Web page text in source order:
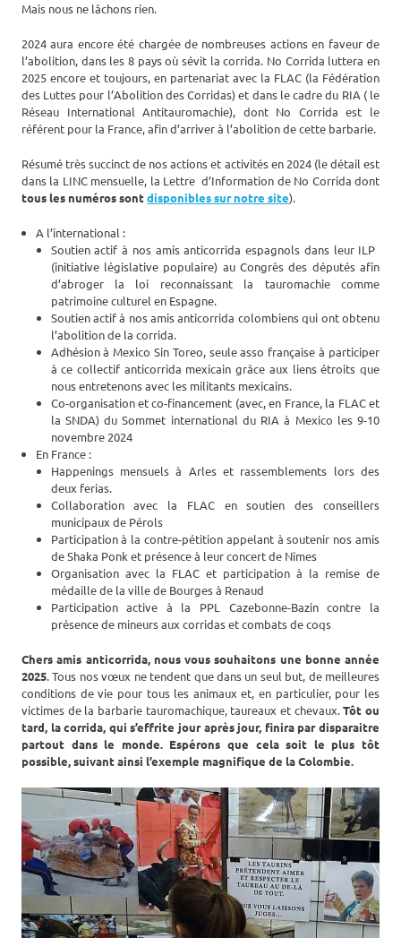
Mais nous ne lâchons rien.
2024 aura encore été chargée de nombreuses actions en faveur de
l’abolition, dans les 8 pays où sévit la corrida. No Corrida luttera en
2025 encore et toujours, en partenariat avec la FLAC (la Fédération
des Luttes pour l’Abolition des Corridas) et dans le cadre du RIA ( le
Réseau International Antitauromachie), dont No Corrida est le
référent pour la France, afin d’arriver à l’abolition de cette barbarie.
Résumé très succinct de nos actions et activités en 2024 (le détail est
dans la LINC mensuelle, la Lettre d’Information de No Corrida dont
tous les numéros sontdisponibles sur notre site).
A l’international :
Soutien actif à nos amis anticorrida espagnols dans leur ILP ​
(initiative législative populaire) ​au Congrès des députés afin
d’abroger la loi reconnaissant la tauromachie comme
patrimoine culturel en Espagne.
Soutien actif à nos amis anticorrida colombiens qui ont obtenu
l’abolition de la corrida.
Adhésion à Mexico Sin Toreo, seule asso française à participer
à ce collectif anticorrida mexicain grâce aux liens étroits que
nous entretenons avec les militants mexicains.
Co-organisation et co-financement (avec, en France, la FLAC et
la SNDA) du Sommet international du RIA à Mexico les 9-10
novembre 2024
En France :
Happenings mensuels à Arles et rassemblements lors des
deux ferias.
Collaboration avec la FLAC en soutien des conseillers
municipaux de Pérols
Participation à la contre-pétition appelant à soutenir nos amis
de Shaka Ponk et présence à leur concert de Nîmes
Organisation avec la FLAC et participation à la remise de
médaille de la ville de Bourges à Renaud
Participation active à la PPL Cazebonne-Bazin contre la
présence de mineurs aux corridas et combats de coqs
Chers amis anticorrida, nous vous souhaitons une bonne année
2025. Tous nos vœux ne tendent que dans un seul but, de meilleures
conditions de vie pour tous les animaux et, en particulier, pour les
victimes de la barbarie tauromachique, taureaux et chevaux.Tôt ou
tard, la corrida, qui s’effrite jour après jour, finira par disparaitre
partout dans le monde. Espérons que cela soit le plus tôt
possible, suivant ainsi l’exemple magnifique de la Colombie.